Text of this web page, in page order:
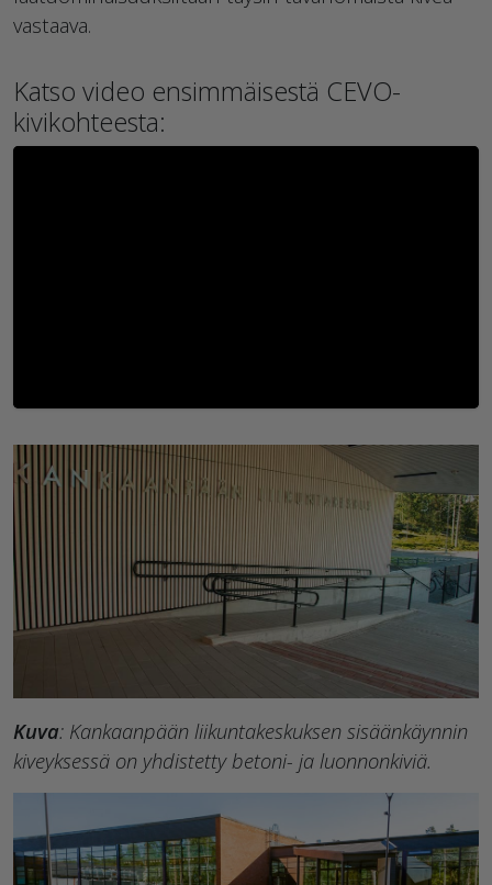
vastaava.
Katso video ensimmäisestä CEVO-
kivikohteesta:
Kuva: Kankaanpään liikuntakeskuksen sisäänkäynnin
kiveyksessä on yhdistetty betoni- ja luonnonkiviä.